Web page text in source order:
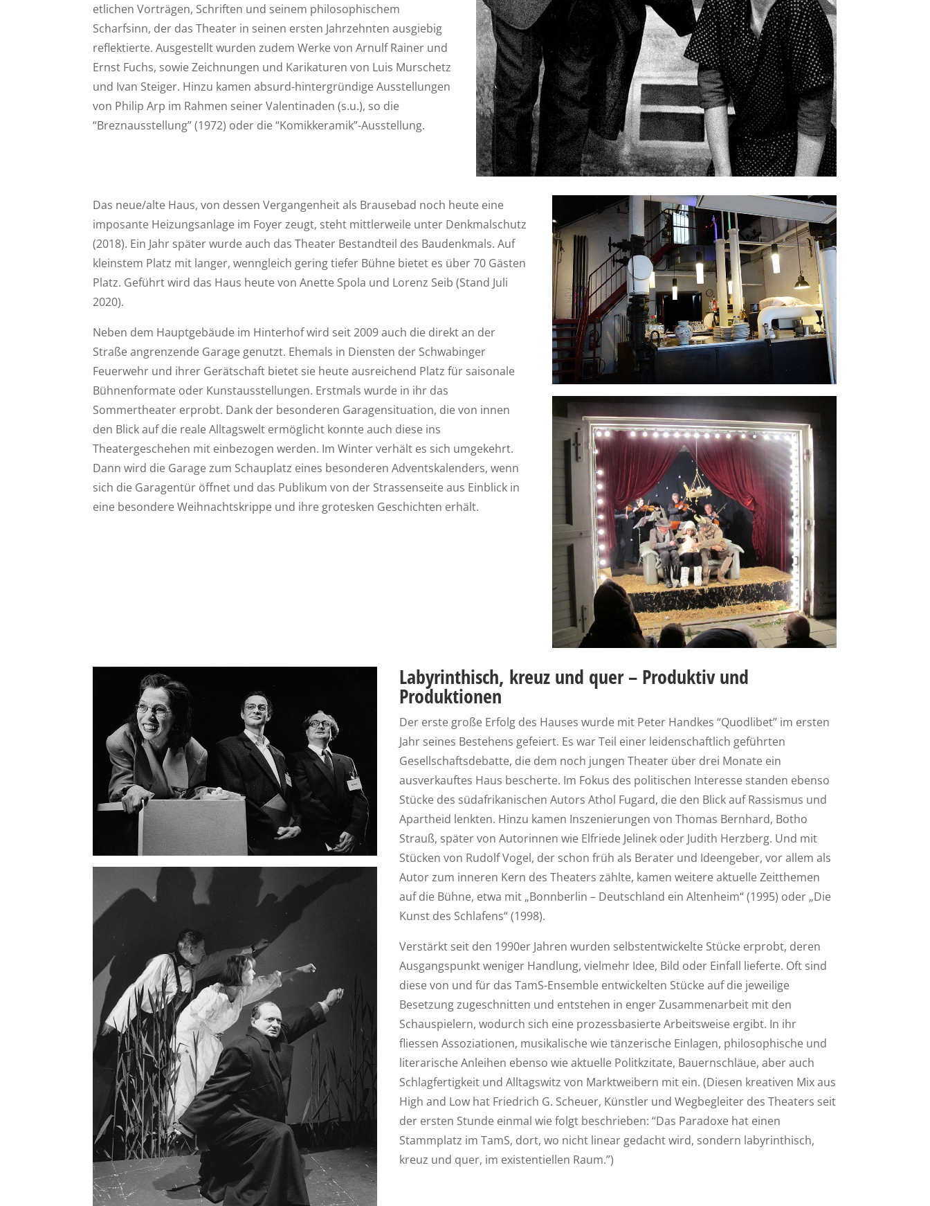
etlichen Vorträgen, Schriften und seinem philosophischem
Scharfsinn, der das Theater in seinen ersten Jahrzehnten ausgiebig
reflektierte. Ausgestellt wurden zudem Werke von Arnulf Rainer und
Ernst Fuchs, sowie Zeichnungen und Karikaturen von Luis Murschetz
und Ivan Steiger. Hinzu kamen absurd-hintergründige Ausstellungen
von Philip Arp im Rahmen seiner Valentinaden (s.u.), so die
“Breznausstellung” (1972) oder die “Komikkeramik”-Ausstellung.
Das neue/alte Haus, von dessen Vergangenheit als Brausebad noch heute eine
imposante Heizungsanlage im Foyer zeugt, steht mittlerweile unter Denkmalschutz
(2018). Ein Jahr später wurde auch das Theater Bestandteil des Baudenkmals. Auf
kleinstem Platz mit langer, wenngleich gering tiefer Bühne bietet es über 70 Gästen
Platz. Geführt wird das Haus heute von Anette Spola und Lorenz Seib (Stand Juli
2020).
Neben dem Hauptgebäude im Hinterhof wird seit 2009 auch die direkt an der
Straße angrenzende Garage genutzt. Ehemals in Diensten der Schwabinger
Feuerwehr und ihrer Gerätschaft bietet sie heute ausreichend Platz für saisonale
Bühnenformate oder Kunstausstellungen. Erstmals wurde in ihr das
Sommertheater erprobt. Dank der besonderen Garagensituation, die von innen
den Blick auf die reale Alltagswelt ermöglicht konnte auch diese ins
Theatergeschehen mit einbezogen werden. Im Winter verhält es sich umgekehrt.
Dann wird die Garage zum Schauplatz eines besonderen Adventskalenders, wenn
sich die Garagentür öffnet und das Publikum von der Strassenseite aus Einblick in
eine besondere Weihnachtskrippe und ihre grotesken Geschichten erhält.
Labyrinthisch, kreuz und quer – Produktiv und
Produktionen
Der erste große Erfolg des Hauses wurde mit Peter Handkes “Quodlibet” im ersten
Jahr seines Bestehens gefeiert. Es war Teil einer leidenschaftlich geführten
Gesellschaftsdebatte, die dem noch jungen Theater über drei Monate ein
ausverkauftes Haus bescherte. Im Fokus des politischen Interesse standen ebenso
Stücke des südafrikanischen Autors Athol Fugard, die den Blick auf Rassismus und
Apartheid lenkten. Hinzu kamen Inszenierungen von Thomas Bernhard, Botho
Strauß, später von Autorinnen wie Elfriede Jelinek oder Judith Herzberg. Und mit
Stücken von Rudolf Vogel, der schon früh als Berater und Ideengeber, vor allem als
Autor zum inneren Kern des Theaters zählte, kamen weitere aktuelle Zeitthemen
auf die Bühne, etwa mit „Bonnberlin – Deutschland ein Altenheim“ (1995) oder „Die
Kunst des Schlafens“ (1998).
Verstärkt seit den 1990er Jahren wurden selbstentwickelte Stücke erprobt, deren
Ausgangspunkt weniger Handlung, vielmehr Idee, Bild oder Einfall lieferte. Oft sind
diese von und für das TamS-Ensemble entwickelten Stücke auf die jeweilige
Besetzung zugeschnitten und entstehen in enger Zusammenarbeit mit den
Schauspielern, wodurch sich eine prozessbasierte Arbeitsweise ergibt. In ihr
fliessen Assoziationen, musikalische wie tänzerische Einlagen, philosophische und
literarische Anleihen ebenso wie aktuelle Politkzitate, Bauernschläue, aber auch
Schlagfertigkeit und Alltagswitz von Marktweibern mit ein. (Diesen kreativen Mix aus
High and Low hat Friedrich G. Scheuer, Künstler und Wegbegleiter des Theaters seit
der ersten Stunde einmal wie folgt beschrieben: “Das Paradoxe hat einen
Stammplatz im TamS, dort, wo nicht linear gedacht wird, sondern labyrinthisch,
kreuz und quer, im existentiellen Raum.”)